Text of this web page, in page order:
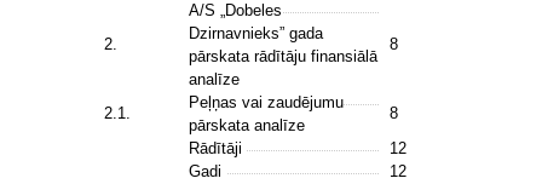
2.
A/S „Dobeles
Dzirnavnieks” gada
pārskata rādītāju finansiālā
analīze
8
2.1.
Peļņas vai zaudējumu
pārskata analīze
8
Rādītāji
12
Gadi
12